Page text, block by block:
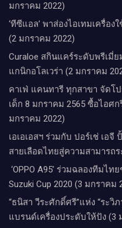
มกราคม 2022)
‘ทีซีแอล’ พาส่องไอเทมเครื่
(2 มกราคม 2022)
Curaloe สกินแคร์ระดับพรีเมี่
แกนิกอโลเวร่า (2 มกราคม
คาเฟ่ แคนทารี ทุกสาขา จัดโ
เด็ก 8 มกราคม 2565 ซื้อไอศ
มกราคม 2022)
เอเอเอสฯ ร่วมกับ ปอร์เช่ เอ
สายเลือดไทยสู่ความสามารถ
‘OPPO A95’ ร่วมฉลองทีมไ
Suzuki Cup 2020 (3 มกราคม
“ธนิสา วีระศักดิ์ศรี”แห่ง “ระวิ
แบรนด์เครื่องประดับให้ปัง (3